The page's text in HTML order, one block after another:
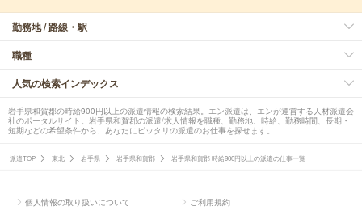
勤務地 / 路線・駅
職種
人気の検索インデックス
岩手県和賀郡の時給900円以上の派遣情報の検索結果。エン派遣は、エンが運営する人材派遣会
社のポータルサイト。岩手県和賀郡の派遣/求人情報を職種、勤務地、時給、勤務時間、長期・
短期などの希望条件から、あなたにピッタリの派遣のお仕事を探せます。
派遣TOP 東北 岩手県 岩手県和賀郡 岩手県和賀郡 時給900円以上の派遣の仕事一覧
個人情報の取り扱いについて ご利用規約